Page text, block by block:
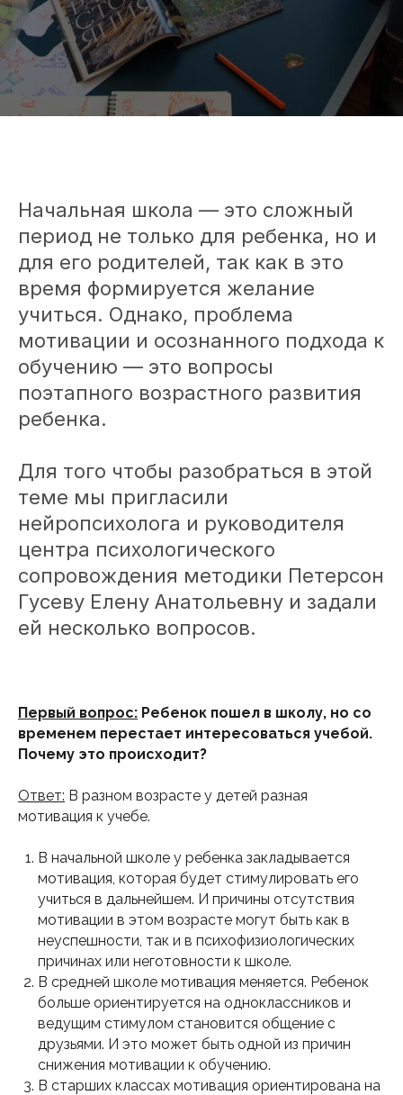
Начальная школа — это сложный
период не только для ребенка, но и
для его родителей, так как в это
время формируется желание
учиться. Однако, проблема
мотивации и осознанного подхода к
обучению — это вопросы
поэтапного возрастного развития
ребенка.
Для того чтобы разобраться в этой
теме мы пригласили
нейропсихолога и руководителя
центра психологического
сопровождения методики Петерсон
Гусеву Елену Анатольевну и задали
ей несколько вопросов.
Первый вопрос: Ребенок пошел в школу, но со
временем перестает интересоваться учебой.
Почему это происходит?
Ответ: В разном возрасте у детей разная
мотивация к учебе.
В начальной школе у ребенка закладывается
мотивация, которая будет стимулировать его
учиться в дальнейшем. И причины отсутствия
мотивации в этом возрасте могут быть как в
неуспешности, так и в психофизиологических
причинах или неготовности к школе.
В средней школе мотивация меняется. Ребенок
больше ориентируется на одноклассников и
ведущим стимулом становится общение с
друзьями. И это может быть одной из причин
снижения мотивации к обучению.
В старших классах мотивация ориентирована на